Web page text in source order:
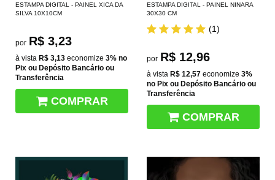
ESTAMPA DIGITAL - PAINEL XICA DA
SILVA 10X10CM
por R$ 3,23
à vista R$ 3,13 economize 3% no
Pix ou Depósito Bancário ou
Transferência
COMPRAR
ESTAMPA DIGITAL - PAINEL NINARA
30X30 CM
(1)
por R$ 12,96
à vista R$ 12,57 economize 3%
no Pix ou Depósito Bancário ou
Transferência
COMPRAR